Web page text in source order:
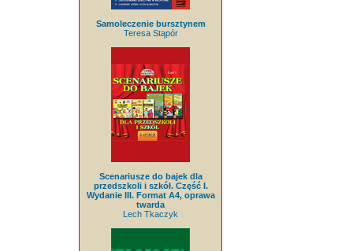
Samoleczenie bursztynem
Teresa Stąpór
Scenariusze do bajek dla
przedszkoli i szkół. Część I.
Wydanie III. Format A4, oprawa
twarda
Lech Tkaczyk